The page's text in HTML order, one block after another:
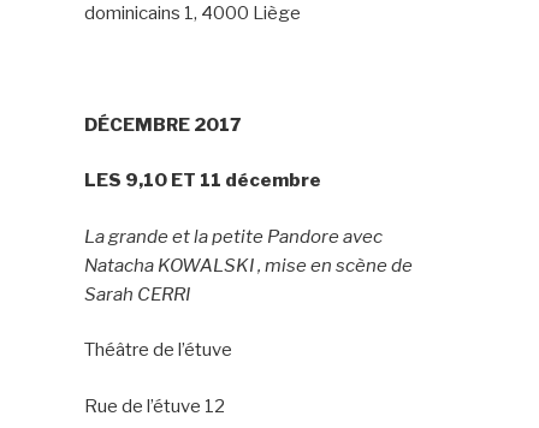
dominicains 1, 4000 Liège
DÉCEMBRE 2017
LES 9,10 ET 11 décembre
La grande et la petite Pandore avec
Natacha KOWALSKI , mise en scène de
Sarah CERRI
Théâtre de l’étuve
Rue de l’étuve 12